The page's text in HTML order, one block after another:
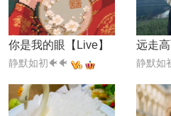
你是我的眼【Live】
静默如初🐠🐠
远走
静默如